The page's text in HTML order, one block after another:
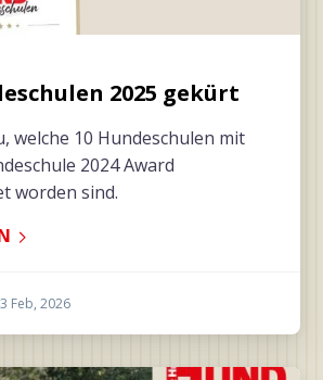
2025 gekürt
welche 10 Hundeschulen mit
2024 Award
worden sind.
3 Feb, 2026